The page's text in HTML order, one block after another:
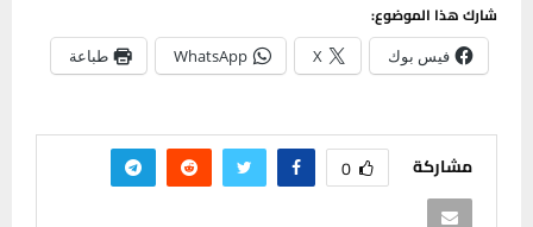
شارك هذا الموضوع:
فيس بوك X
WhatsApp طباعة
مشاركة 0